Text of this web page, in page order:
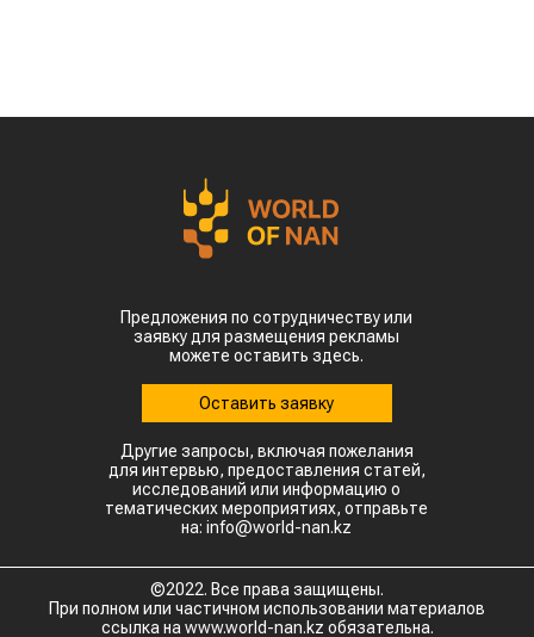
Предложения по сотрудничеству или
заявку для размещения рекламы
можете оставить здесь.
Оставить заявку
Другие запросы, включая пожелания
для интервью, предоставления статей,
исследований или информацию о
тематических мероприятиях, отправьте
на: info@world-nan.kz
©2022. Все права защищены.
При полном или частичном использовании материалов
ссылка на www.world-nan.kz обязательна.